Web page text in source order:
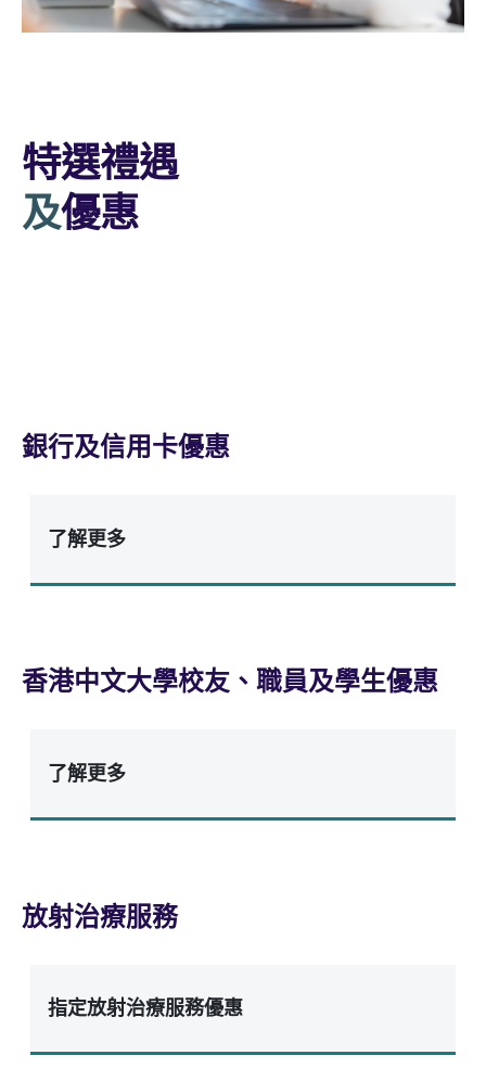
特選禮遇
及優惠
銀行及信用卡優惠
了解更多
香港中文大學校友、職員及學生優惠
了解更多
放射治療服務
指定放射治療服務優惠